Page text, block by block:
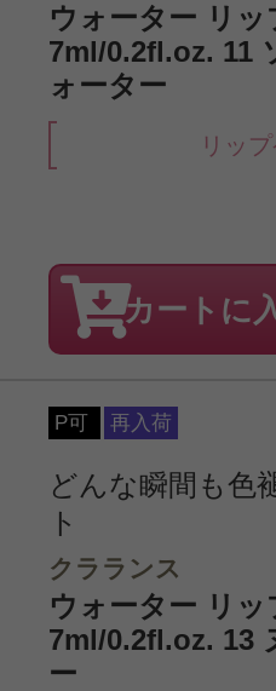
ウォーター リ
7ml/0.2fl.oz. 11
ォーター
リッ
カートに
P可 再入荷
どんな瞬間も色
ト
クラランス
ウォーター リ
7ml/0.2fl.oz. 13
ー